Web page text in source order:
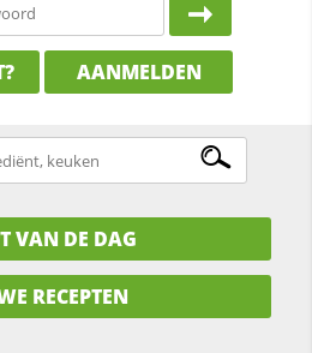
AANMELDEN
VAN DE DAG
RECEPTEN